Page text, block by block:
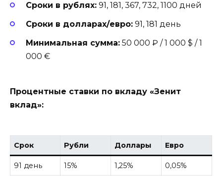
Сроки в рублях: 91, 181, 367, 732, 1100 дней
Сроки в долларах/евро: 91, 181 день
Минимальная сумма: 50 000 ₽ / 1 000 $ / 1
000 €
Процентные ставки по вкладу «Зенит
вклад»:
Срок Рубли Доллары Евро
91 день 15% 1,25% 0,05%